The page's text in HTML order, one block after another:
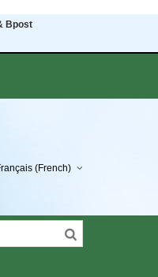
Bpost
(French)